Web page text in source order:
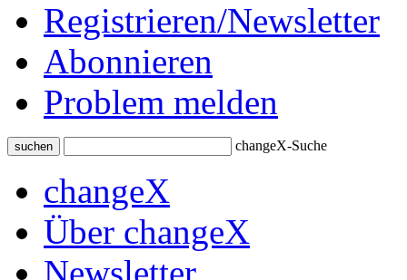
Registrieren/Newsletter
Abonnieren
Problem melden
suchen changeX-Suche
changeX
Über changeX